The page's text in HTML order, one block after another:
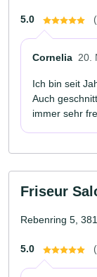
5.0
Cornelia 20.
Ich bin seit
Auch
immer sehr
Friseur
Rebenring 5,
5.0